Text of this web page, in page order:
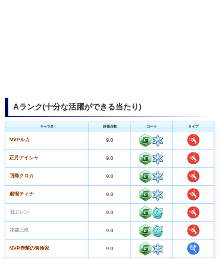
Aランク(十分な活躍ができる当たり)
キャラ名 評価点数 コート タイプ
MVPルカ 9.0
正月アイシャ 9.0
回帰クロカ 9.0
追憶ティナ 9.0
旧エレン 9.0
花嫁三玖 9.0
MVP赤髪の冒険家 9.0